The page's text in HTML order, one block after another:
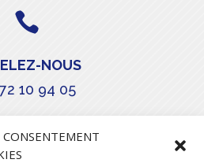
CONSENTEMENT

NOUS
10 94 05
